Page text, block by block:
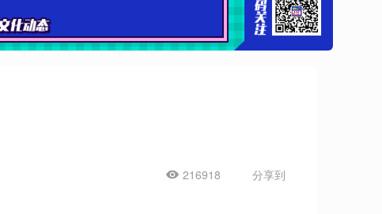
216918 分享到